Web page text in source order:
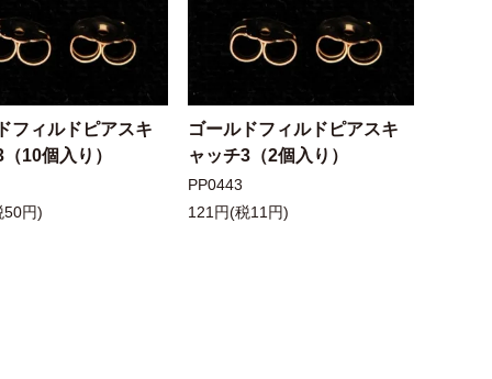
フィルドピアスキ
10個入り）
50円)
ゴールドフィルドピアスキ
ャッチ3（2個入り）
PP0443
121円(税11円)